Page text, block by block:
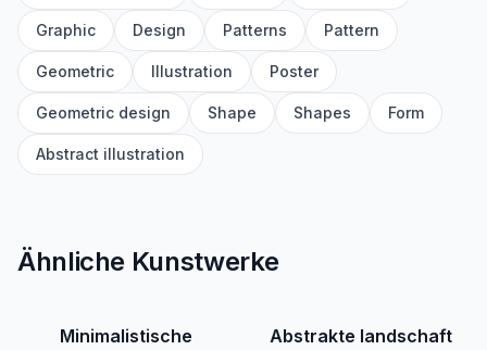
Graphic Design Patterns Pattern
Geometric Illustration Poster
Geometric design Shape Shapes Form
Abstract illustration
Ähnliche Kunstwerke
Minimalistische
Abstrakte landschaft